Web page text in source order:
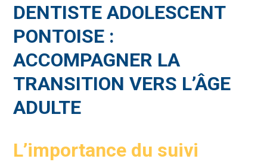
DENTISTE ADOLESCENT
PONTOISE :
ACCOMPAGNER LA
TRANSITION VERS L’ÂGE
ADULTE
L’importance du suivi